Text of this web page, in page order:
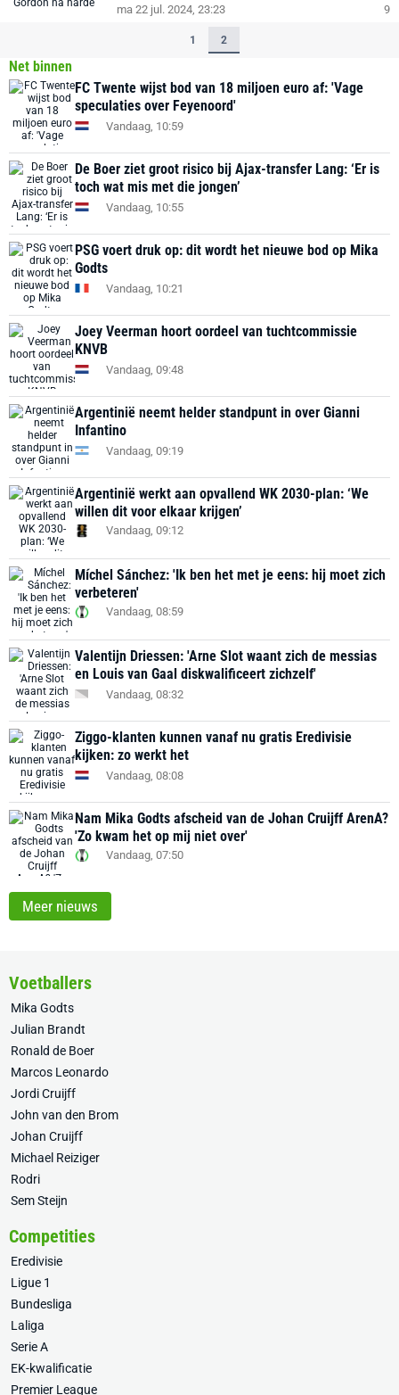
ma 22 jul. 2024, 23:23 9
1 2
Net binnen
FC Twente wijst bod van 18 miljoen euro af: 'Vage
speculaties over Feyenoord'
Vandaag, 10:59
De Boer ziet groot risico bij Ajax-transfer Lang: ‘Er is
toch wat mis met die jongen’
Vandaag, 10:55
PSG voert druk op: dit wordt het nieuwe bod op Mika
Godts
Vandaag, 10:21
Joey Veerman hoort oordeel van tuchtcommissie
KNVB
Vandaag, 09:48
Argentinië neemt helder standpunt in over Gianni
Infantino
Vandaag, 09:19
Argentinië werkt aan opvallend WK 2030-plan: ‘We
willen dit voor elkaar krijgen’
Vandaag, 09:12
Míchel Sánchez: 'Ik ben het met je eens: hij moet zich
verbeteren'
Vandaag, 08:59
Valentijn Driessen: 'Arne Slot waant zich de messias
en Louis van Gaal diskwalificeert zichzelf'
Vandaag, 08:32
Ziggo-klanten kunnen vanaf nu gratis Eredivisie
kijken: zo werkt het
Vandaag, 08:08
Nam Mika Godts afscheid van de Johan Cruijff ArenA?
'Zo kwam het op mij niet over'
Vandaag, 07:50
Meer nieuws
Voetballers
Mika Godts
Julian Brandt
Ronald de Boer
Marcos Leonardo
Jordi Cruijff
John van den Brom
Johan Cruijff
Michael Reiziger
Rodri
Sem Steijn
Competities
Eredivisie
Ligue 1
Bundesliga
Laliga
Serie A
EK-kwalificatie
Premier League